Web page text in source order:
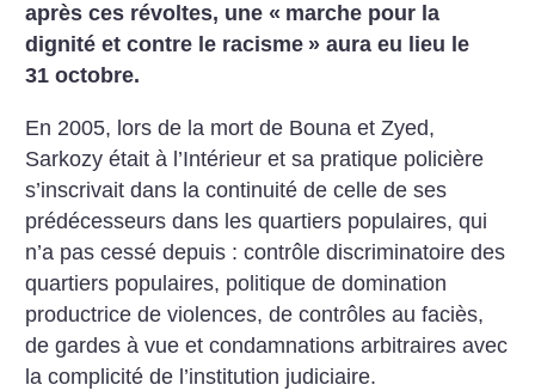
après ces révoltes, une « marche pour la
dignité et contre le racisme » aura eu lieu le
31 octobre.
En 2005, lors de la mort de ­Bouna et Zyed,
Sarkozy était à l’Intérieur et sa pratique policière
s’inscrivait dans la continuité de celle de ses
prédécesseurs dans les quartiers populaires, qui
n’a pas cessé depuis : contrôle discriminatoire des
quartiers populaires, politique de domination
productrice de violences, de contrôles au faciès,
de gardes à vue et condamnations arbitraires avec
la complicité de l’institution judiciaire.